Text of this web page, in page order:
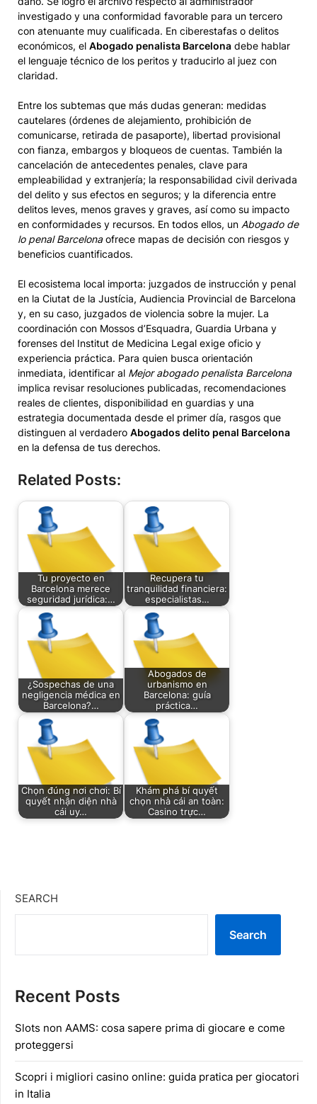
investigado y una conformidad favorable para un tercero
con atenuante muy cualificada. En ciberestafas o delitos
económicos, el Abogado penalista Barcelona debe hablar
el lenguaje técnico de los peritos y traducirlo al juez con
claridad.
Entre los subtemas que más dudas generan: medidas
cautelares (órdenes de alejamiento, prohibición de
comunicarse, retirada de pasaporte), libertad provisional
con fianza, embargos y bloqueos de cuentas. También la
cancelación de antecedentes penales, clave para
empleabilidad y extranjería; la responsabilidad civil derivada
del delito y sus efectos en seguros; y la diferencia entre
delitos leves, menos graves y graves, así como su impacto
en conformidades y recursos. En todos ellos, un Abogado de
lo penal Barcelonaofrece mapas de decisión con riesgos y
beneficios cuantificados.
El ecosistema local importa: juzgados de instrucción y penal
en la Ciutat de la Justícia, Audiencia Provincial de Barcelona
y, en su caso, juzgados de violencia sobre la mujer. La
coordinación con Mossos d’Esquadra, Guardia Urbana y
forenses del Institut de Medicina Legal exige oficio y
experiencia práctica. Para quien busca orientación
inmediata, identificar al Mejor abogado penalista Barcelona
implica revisar resoluciones publicadas, recomendaciones
reales de clientes, disponibilidad en guardias y una
estrategia documentada desde el primer día, rasgos que
distinguen al verdadero Abogados delito penal Barcelona
en la defensa de tus derechos.
Related Posts:
Tu proyecto en
Barcelona merece
seguridad jurídica:…
Recupera tu
tranquilidad financiera:
especialistas…
¿Sospechas de una
negligencia médica en
Barcelona?…
Abogados de
urbanismo en
Barcelona: guía
práctica…
Chọn đúng nơi chơi: Bí
quyết nhận diện nhà
cái uy…
Khám phá bí quyết
chọn nhà cái an toàn:
Casino trực…
SEARCH
Search
Recent Posts
Slots non AAMS: cosa sapere prima di giocare e come
proteggersi
Scopri i migliori casino online: guida pratica per giocatori
in Italia